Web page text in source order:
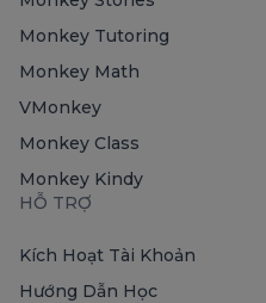
Monkey Tutoring
Monkey Math
VMonkey
Monkey Class
Monkey Kindy
HỖ TRỢ
Kích Hoạt Tài Khoản
Hướng Dẫn Học